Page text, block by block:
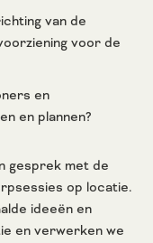
van de
voor de
en
en plannen?
gesprek met de
op locatie.
ideeën en
en verwerken we